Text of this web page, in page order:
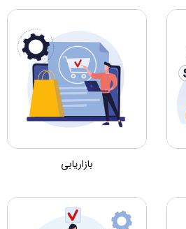
بازاریابی